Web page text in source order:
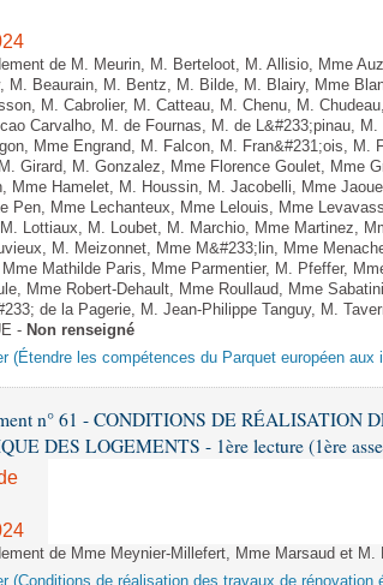
de M. Meurin, M. Berteloot, M. Allisio, Mme
M. Beaurain, M. Bentz, M. Bilde, M. Blairy, Mme
M. Cabrolier, M. Catteau, M. Chenu, M.
Carvalho, M. de Fournas, M. de L&#233;pinau,
Mme Engrand, M. Falcon, M. Fran&#231;ois, M.
Girard, M. Gonzalez, Mme Florence Goulet, Mme
Mme Hamelet, M. Houssin, M. Jacobelli, Mme
Pen, Mme Lechanteux, Mme Lelouis, Mme
M. Lottiaux, M. Loubet, M. Marchio, Mme Martinez,
M. Meizonnet, Mme M&#233;lin, Mme
Mathilde Paris, Mme Parmentier, M. Pfeffer,
Mme Robert-Dehault, Mme Roullaud, Mme
de la Pagerie, M. Jean-Philippe Tanguy, M.
- Non renseigné
(Étendre les compétences du Parquet européen aux
n° 61 - CONDITIONS DE RÉALISATION
DES LOGEMENTS - 1ère lecture (1ère
de Mme Meynier-Millefert, Mme Marsaud et M.
(Conditions de réalisation des travaux de rénovation